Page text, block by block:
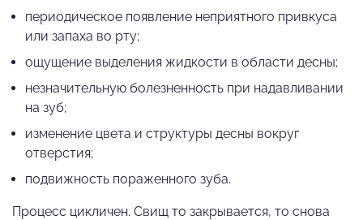
периодическое появление неприятного привкуса
или запаха во рту;
ощущение выделения жидкости в области десны;
незначительную болезненность при надавливании
на зуб;
изменение цвета и структуры десны вокруг
отверстия;
подвижность пораженного зуба.
Процесс цикличен. Свищ то закрывается, то снова